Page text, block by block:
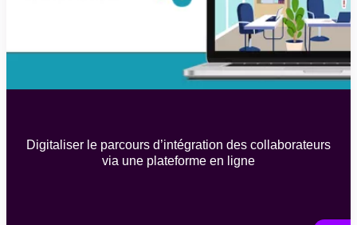
Digitaliser le parcours d’intégration des collaborateurs
via une plateforme en ligne